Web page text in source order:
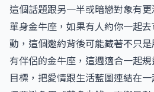
這個話題跟另一半或暗戀對象有更
單身金牛座，如果有人約你一起
動，這個邀約背後可能藏著不只是
有伴侶的金牛座，這週適合一起
目標，把愛情跟生活藍圖連結在